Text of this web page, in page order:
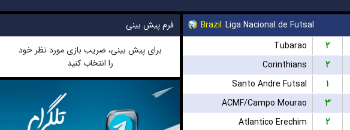
Brazil Liga Nacional de Futsal
Tubarao
۲
Corinthians
۲
Santo Andre Futsal
۱
ACMF/Campo Mourao
۳
Atlantico Erechim
۲
فرم پیش بینی
برای پیش بینی، ضریب بازی مورد نظر خود
را انتخاب کنید